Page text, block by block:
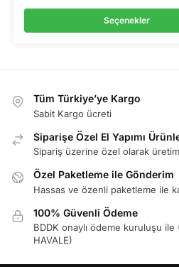
Seçenekler
Tüm Türkiye’ye Kargo
Sabit Kargo ücreti
Siparişe Özel El Yapımı
Sipariş üzerine özel olarak üretim
Özel Paketleme ile Gönderim
Hassas ve özenli paketleme ile
100% Güvenli Ödeme
BDDK onaylı ödeme kuruluşu
HAVALE)